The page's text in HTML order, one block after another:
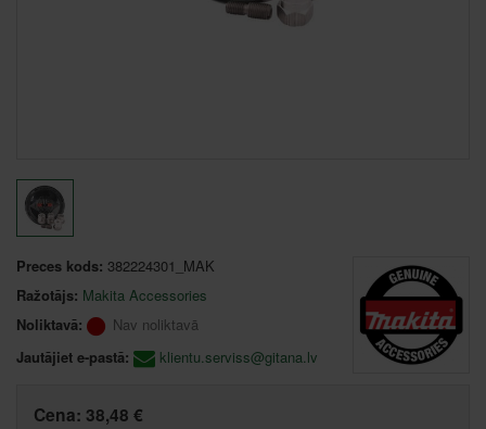
Preces kods: 382224301_MAK
Ražotājs: Makita Accessories
Noliktavā:
Nav noliktavā
Jautājiet e-pastā:
klientu.serviss@gitana.lv
Cena: 38,48 €